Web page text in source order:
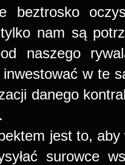
beztrosko
nam są
naszego
w te
danego
jest to,
surowce